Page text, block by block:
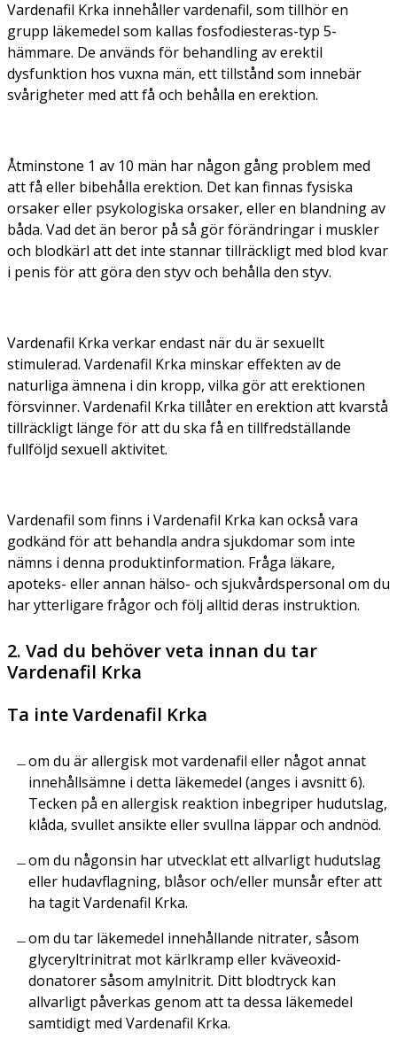
Vardenafil Krka innehåller vardenafil, som tillhör en
grupp läkemedel som kallas fosfodiesteras-typ 5-
hämmare. De används för behandling av erektil
dysfunktion hos vuxna män, ett tillstånd som innebär
svårigheter med att få och behålla en erektion.
Åtminstone 1 av 10 män har någon gång problem med
att få eller bibehålla erektion. Det kan finnas fysiska
orsaker eller psykologiska orsaker, eller en blandning av
båda. Vad det än beror på så gör förändringar i muskler
och blodkärl att det inte stannar tillräckligt med blod kvar
i penis för att göra den styv och behålla den styv.
Vardenafil Krka verkar endast när du är sexuellt
stimulerad. Vardenafil Krka minskar effekten av de
naturliga ämnena i din kropp, vilka gör att erektionen
försvinner. Vardenafil Krka tillåter en erektion att kvarstå
tillräckligt länge för att du ska få en tillfredställande
fullföljd sexuell aktivitet.
Vardenafil som finns i Vardenafil Krka kan också vara
godkänd för att behandla andra sjukdomar som inte
nämns i denna produktinformation. Fråga läkare,
apoteks- eller annan hälso- och sjukvårdspersonal om du
har ytterligare frågor och följ alltid deras instruktion.
2. Vad du behöver veta innan du tar
Vardenafil Krka
Ta inte Vardenafil Krka
om du är allergisk mot vardenafil eller något annat
innehållsämne i detta läkemedel (anges i avsnitt 6).
Tecken på en allergisk reaktion inbegriper hudutslag,
klåda, svullet ansikte eller svullna läppar och andnöd.
om du någonsin har utvecklat ett allvarligt hudutslag
eller hudavflagning, blåsor och/eller munsår efter att
ha tagit Vardenafil Krka.
om du tar läkemedel innehållande nitrater, såsom
glyceryltrinitrat mot kärlkramp eller kväveoxid-
donatorer såsom amylnitrit. Ditt blodtryck kan
allvarligt påverkas genom att ta dessa läkemedel
samtidigt med Vardenafil Krka.